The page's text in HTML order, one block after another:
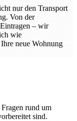
nur den Transport
Von der
– wir
wie
neue Wohnung
rund um
sind.